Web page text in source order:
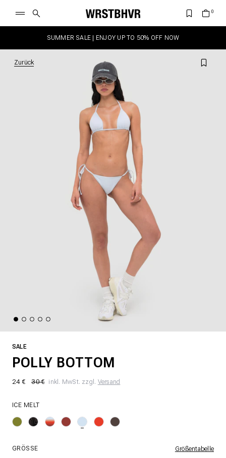
SUMMER SALE | ENJOY UP TO 50% OFF NOW
Zurück
SALE
POLLY BOTTOM
24 € 30 € inkl. MwSt. zzgl. Versand
ICE MELT
GRÖSSE Größentabelle